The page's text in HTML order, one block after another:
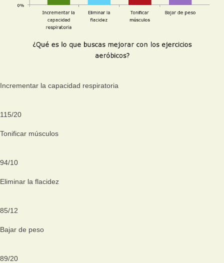
Incrementar la capacidad respiratoria
115/20
Tonificar músculos
94/10
Eliminar la flacidez
85/12
Bajar de peso
89/20